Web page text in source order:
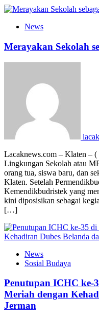
News
Merayakan Sekolah
Lacaknews.com – Klaten –
Lingkungan Sekolah atau
orang tua, siswa baru, dan
Klaten. Setelah
Kemendikbudristek yang
kini diposisikan sebagai
[…]
News
Sosial Budaya
Penutupan ICHC ke-
Meriah dengan
Jerman